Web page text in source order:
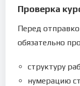
Проверка
Перед
обязательно
структуру
нумерацию